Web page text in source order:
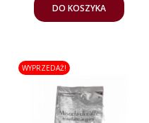
DO KOSZYKA
WYPRZEDAŻ!